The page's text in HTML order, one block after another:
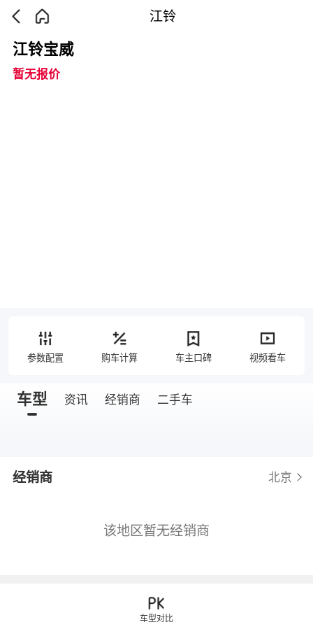
江铃
江铃宝威
暂无报价
参数配置 购车计算 车主口碑 视频看车
车型 资讯 经销商 二手车
经销商 北京
该地区暂无经销商
车型对比